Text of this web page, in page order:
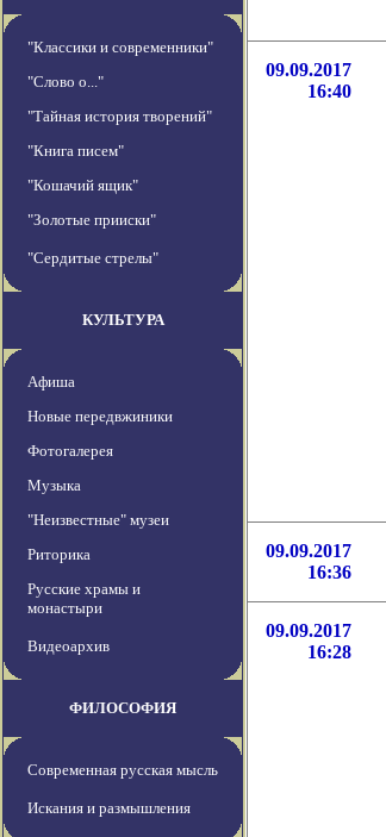
"Классики и современники"
"Слово о..."
"Тайная история творений"
"Книга писем"
"Кошачий ящик"
"Золотые прииски"
"Сердитые стрелы"
КУЛЬТУРА
Афиша
Новые передвжиники
Фотогалерея
Музыка
"Неизвестные" музеи
Риторика
Русские храмы и
монастыри
Видеоархив
ФИЛОСОФИЯ
Современная русская мысль
Искания и размышления
09.09.2017
16:40
09.09.2017
16:36
09.09.2017
16:28